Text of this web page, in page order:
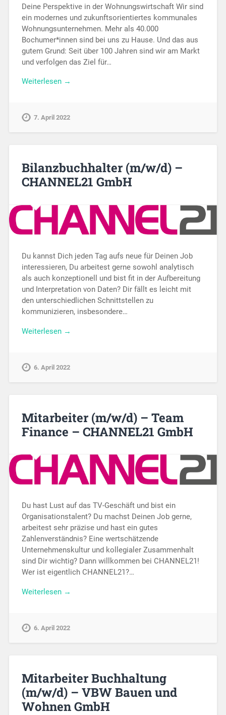
Deine Perspektive in der Wohnungswirtschaft Wir sind
ein modernes und zukunftsorientiertes kommunales
Wohnungsunternehmen. Mehr als 40.000
Bochumer*innen sind bei uns zu Hause. Und das aus
gutem Grund: Seit über 100 Jahren sind wir am Markt
und verfolgen das Ziel für…
Weiterlesen →
7. April 2022
Bilanzbuchhalter (m/w/d) –
CHANNEL21 GmbH
Du kannst Dich jeden Tag aufs neue für Deinen Job
interessieren, Du arbeitest gerne sowohl analytisch
als auch konzeptionell und bist fit in der Aufbereitung
und Interpretation von Daten? Dir fällt es leicht mit
den unterschiedlichen Schnittstellen zu
kommunizieren, insbesondere…
Weiterlesen →
6. April 2022
Mitarbeiter (m/w/d) – Team
Finance – CHANNEL21 GmbH
Du hast Lust auf das TV-Geschäft und bist ein
Organisationstalent? Du machst Deinen Job gerne,
arbeitest sehr präzise und hast ein gutes
Zahlenverständnis? Eine wertschätzende
Unternehmenskultur und kollegialer Zusammenhalt
sind Dir wichtig? Dann willkommen bei CHANNEL21!
Wer ist eigentlich CHANNEL21?…
Weiterlesen →
6. April 2022
Mitarbeiter Buchhaltung
(m/w/d) – VBW Bauen und
Wohnen GmbH